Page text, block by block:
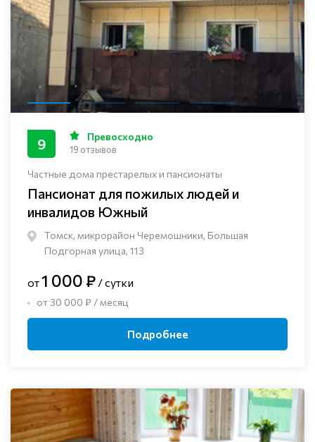
Частные дома престарелых и пансионаты
Пансионат для пожилых людей и
инвалидов Южный
Томск, микрорайон Черемошники, Большая
Подгорная улица, 113
9 Превосходно
19 отзывов
от1 000 ₽ / сутки
от 30 000 ₽ / месяц
Подробнее